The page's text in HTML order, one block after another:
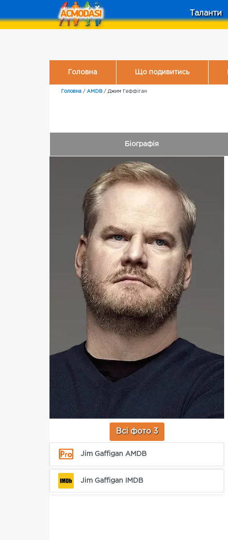
Таланти
Головна Що подивитись
Головна / AMDB / Джим Геффіган
Біографія
Всі фото 3
Jim Gaffigan AMDB
Jim Gaffigan IMDB